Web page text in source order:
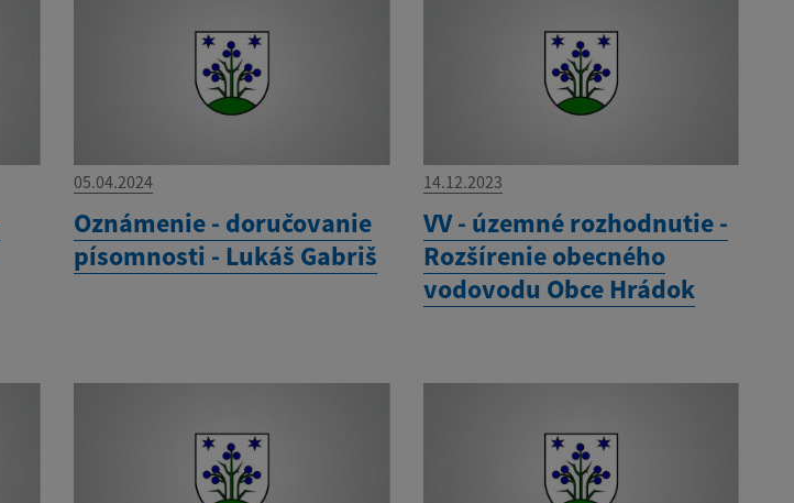
05.04.2024
Oznámenie - doručovanie
písomnosti - Lukáš Gabriš
14.12.2023
VV - územné rozhodnutie -
Rozšírenie obecného
vodovodu Obce Hrádok